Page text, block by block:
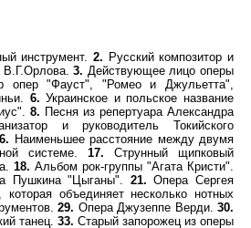
инструмент. 2. Русский композитор и
В.Г.Орлова.3. Действующее лицо оперы
опер "Фауст", "Ромео и Джульетта",
6. Украинское и польское название
8. Песня из репертуара Александра
и руководитель Токийского
Наименьшее расстояние между двумя
системе.17. Струнный щипковый
18. Альбом рок-группы "Агата Кристи".
Пушкина "Цыганы". 21. Опера Сергея
объединяет несколько нотных
29. Опера Джузеппе Верди.30.
танец. 33. Старый запорожец из оперы